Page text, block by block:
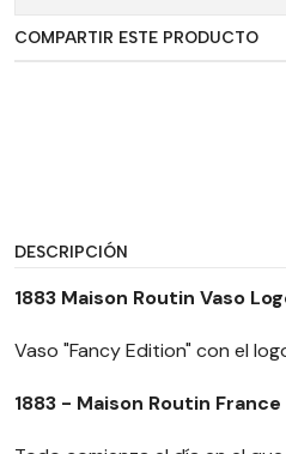
COMPARTIR ESTE PRODUCTO
DESCRIPCIÓN
1883 Maison Routin Vaso
Vaso "Fancy Edition" con el
1883 - Maison Routin France